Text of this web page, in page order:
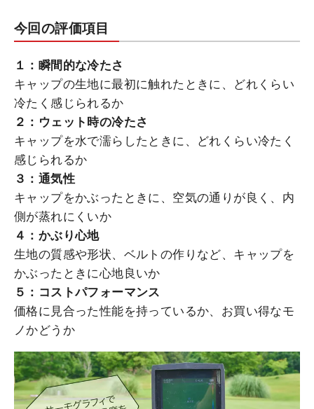
今回の評価項目
１：瞬間的な冷たさ
キャップの生地に最初に触れたときに、どれくらい
冷たく感じられるか
２：ウェット時の冷たさ
キャップを水で濡らしたときに、どれくらい冷たく
感じられるか
３：通気性
キャップをかぶったときに、空気の通りが良く、内
側が蒸れにくいか
４：かぶり心地
生地の質感や形状、ベルトの作りなど、キャップを
かぶったときに心地良いか
５：コストパフォーマンス
価格に見合った性能を持っているか、お買い得なモ
ノかどうか